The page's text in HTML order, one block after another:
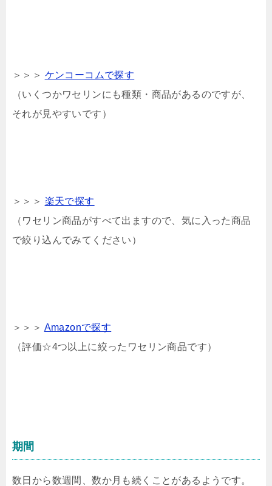
＞＞＞ ケンコーコムで探す
（いくつかワセリンにも種類・商品があるのですが、
それが見やすいです）
＞＞＞ 楽天で探す
（ワセリン商品がすべて出ますので、気に入った商品
で絞り込んでみてください）
＞＞＞ Amazonで探す
（評価☆4つ以上に絞ったワセリン商品です）
期間
数日から数週間、数か月も続くことがあるようです。